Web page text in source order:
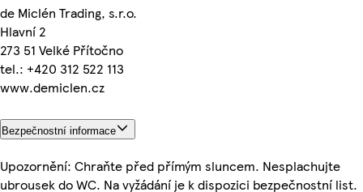
de Miclén Trading, s.r.o.
Hlavní 2
273 51 Velké Přítočno
tel.: +420 312 522 113
www.demiclen.cz
Bezpečnostní informace
Upozornění: Chraňte před přímým sluncem. Nesplachujte
ubrousek do WC. Na vyžádání je k dispozici bezpečnostní list.